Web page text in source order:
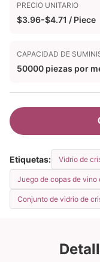
PRECIO UNITARIO
$3.96-$4.71 / Piece
CAPACIDAD DE
50000 piezas por
Etiquetas: Vidrio de
Juego de copas de vino
Conjunto de vidrio de